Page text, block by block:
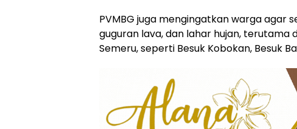
PVMBG juga mengingatkan warga agar
guguran lava, dan lahar hujan, terutama
Semeru, seperti Besuk Kobokan, Besuk